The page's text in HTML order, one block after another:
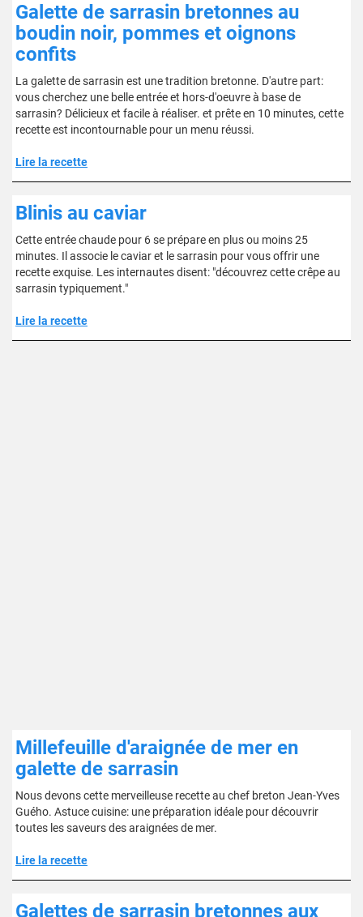
Galette de sarrasin bretonnes au
boudin noir, pommes et oignons
confits
La galette de sarrasin est une tradition bretonne. D'autre part:
vous cherchez une belle entrée et hors-d'oeuvre à base de
sarrasin? Délicieux et facile à réaliser. et prête en 10 minutes, cette
recette est incontournable pour un menu réussi.
Lire la recette
Blinis au caviar
Cette entrée chaude pour 6 se prépare en plus ou moins 25
minutes. Il associe le caviar et le sarrasin pour vous offrir une
recette exquise. Les internautes disent: "découvrez cette crêpe au
sarrasin typiquement."
Lire la recette
Millefeuille d'araignée de mer en
galette de sarrasin
Nous devons cette merveilleuse recette au chef breton Jean-Yves
Guého. Astuce cuisine: une préparation idéale pour découvrir
toutes les saveurs des araignées de mer.
Lire la recette
Galettes de sarrasin bretonnes aux